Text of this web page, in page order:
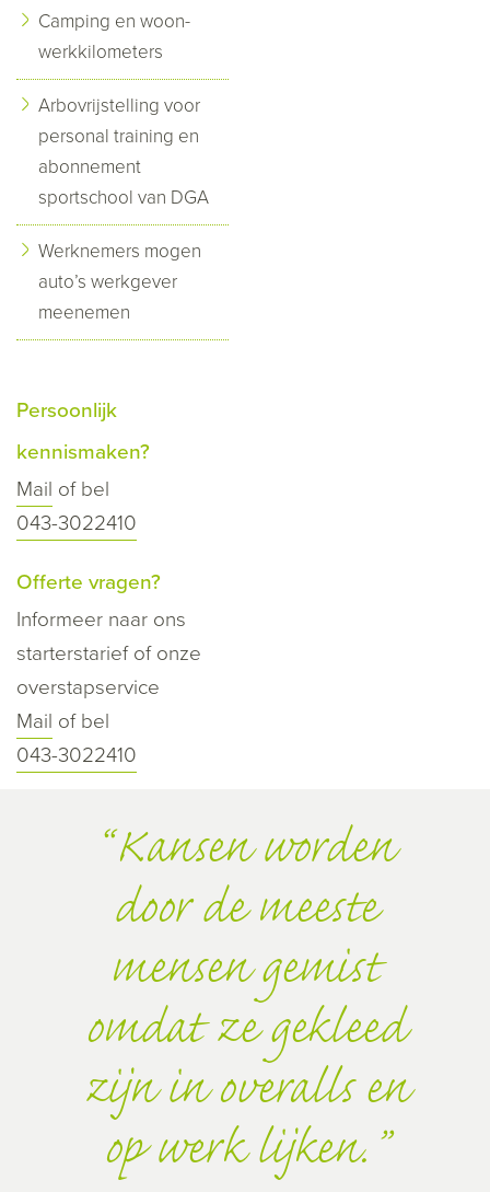
Camping en woon-
werkkilometers
Arbovrijstelling voor
personal training en
abonnement
sportschool van DGA
Werknemers mogen
auto’s werkgever
meenemen
Persoonlijk
kennismaken?
Mail of bel
043-3022410
Offerte vragen?
Informeer naar ons
starterstarief of onze
overstapservice
Mail of bel
043-3022410
Kansen worden
door de meeste
mensen gemist
omdat ze gekleed
zijn in overalls en
op werk lijken.